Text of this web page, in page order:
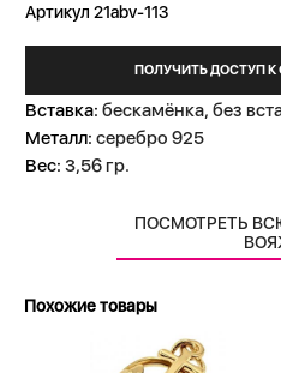
Артикул 21abv-113
ПОЛУЧИТЬ ДОСТУП
Вставка: бескамёнка, без
Металл: серебро 925
Вес: 3,56 гр.
ПОСМОТРЕТЬ
Похожие товары